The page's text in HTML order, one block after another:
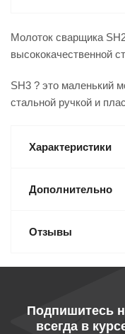
Молоток сварщика
высококачественной
SH3 ? это маленький
стальной ручкой и
Характеристики
Дополнительно
Отзывы
Подпишитесь
всегда в